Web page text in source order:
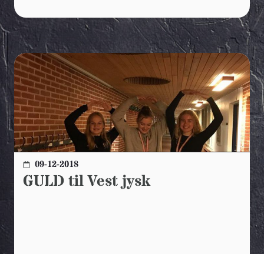
09-12-2018
GULD til Vest jysk